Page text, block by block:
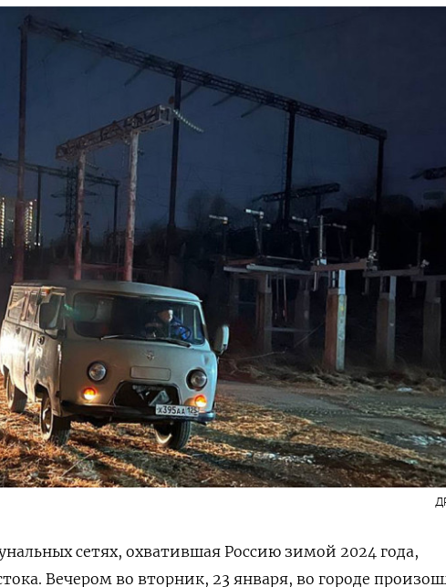
сетях, охватившая Россию зимой 2024 года,
Вечером во вторник, 23 января, во городе